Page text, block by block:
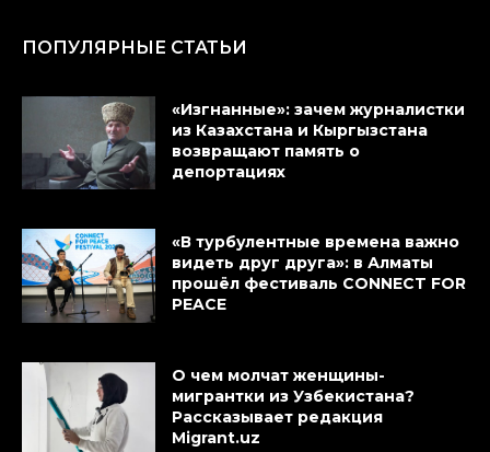
ПОПУЛЯРНЫЕ СТАТЬИ
«Изгнанные»: зачем журналистки
из Казахстана и Кыргызстана
возвращают память о
депортациях
«В турбулентные времена важно
видеть друг друга»: в Алматы
прошёл фестиваль CONNECT FOR
PEACE
О чем молчат женщины-
мигрантки из Узбекистана?
Рассказывает редакция
Migrant.uz